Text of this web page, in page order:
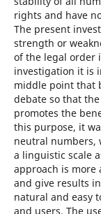
rights and have
The present
strength or
of the legal order
investigation it is
middle point that
debate so that
promotes the
this purpose, it
neutral numbers,
a linguistic scale
approach is more
and give results
natural and easy
and users. The